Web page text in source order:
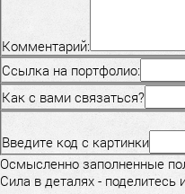
Комментарий:
Ссылка на портфолио:
Как с вами связаться?
Введите код с картинки
Осмысленно заполненные
Сила в деталях - поделитесь